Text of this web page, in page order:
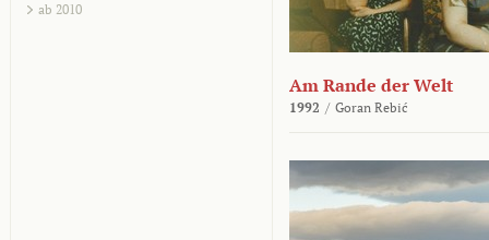
ab 2010
Am Rande der Welt
1992 / Goran Rebić